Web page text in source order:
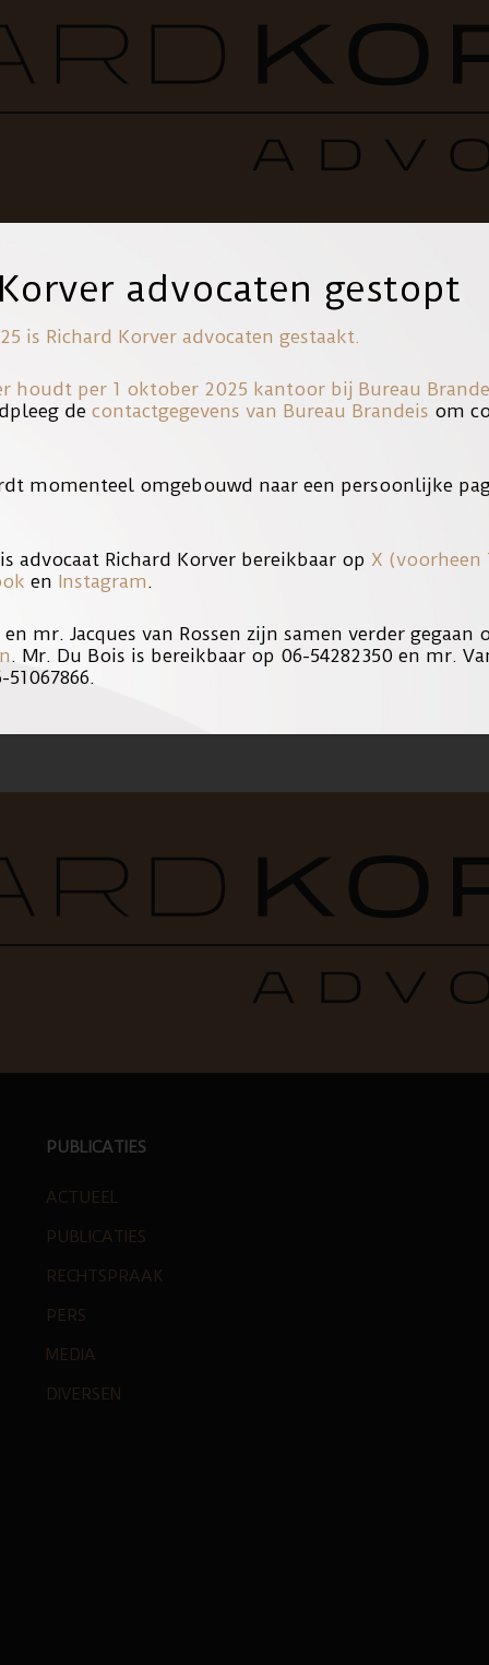
van het fatale speedbootongeluk op de Vinkeveense
voorwerp van het onderzoek is geweest en dient als
opbrengst zou gebruikt worden om de slachtoffers van het
te zetten en heeft de verkoop uitgesteld.
PUBLICATIES
ACTUEEL
PUBLICATIES
RECHTSPRAAK
PERS
MEDIA
DIVERSEN
advocaten gestopt
is Richard Korver advocaten gestaakt.
houdt per 1 oktober 2025 kantoor bij Bureau
de contactgegevens van Bureau Brandeis om
momenteel omgebouwd naar een persoonlijke
advocaat Richard Korver bereikbaar op X (voorheen
en Instagram.
mr. Jacques van Rossen zijn samen verder gegaan
. Mr. Du Bois is bereikbaar op 06-54282350 en mr.